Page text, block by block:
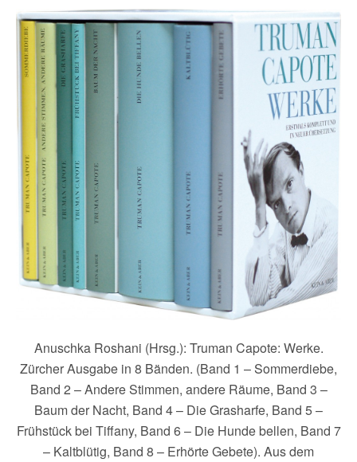
Anuschka Roshani (Hrsg.): Truman Capote: Werke.
Zürcher Ausgabe in 8 Bänden. (Band 1 – Sommerdiebe,
Band 2 – Andere Stimmen, andere Räume, Band 3 –
Baum der Nacht, Band 4 – Die Grasharfe, Band 5 –
Frühstück bei Tiffany, Band 6 – Die Hunde bellen, Band 7
– Kaltblütig, Band 8 – Erhörte Gebete). Aus dem